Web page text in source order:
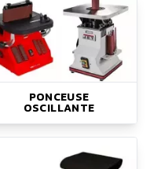
PONCEUSE
OSCILLANTE